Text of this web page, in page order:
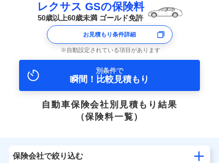
レクサス GSの保険料
50歳以上60歳未満 ゴールド免許
お見積もり条件詳細
自動設定されている項目があります
別条件で
瞬間！比較見積もり
自動車保険会社別見積もり結果
（保険料一覧）
保険会社で絞り込む